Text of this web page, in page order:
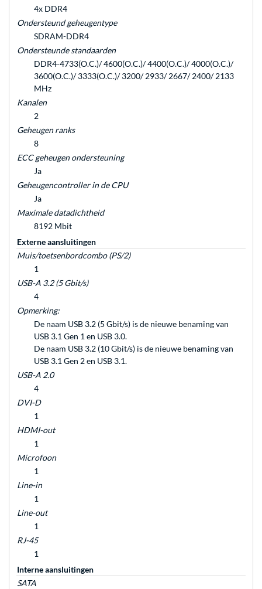
4x DDR4
Ondersteund geheugentype
SDRAM-DDR4
Ondersteunde standaarden
DDR4-4733(O.C.)/ 4600(O.C.)/ 4400(O.C.)/ 4000(O.C.)/
3600(O.C.)/ 3333(O.C.)/ 3200/ 2933/ 2667/ 2400/ 2133
MHz
Kanalen
2
Geheugen ranks
8
ECC geheugen ondersteuning
Ja
Geheugencontroller in de CPU
Ja
Maximale datadichtheid
8192 Mbit
Externe aansluitingen
Muis/toetsenbordcombo (PS/2)
1
USB-A 3.2 (5 Gbit/s)
4
Opmerking:
De naam USB 3.2 (5 Gbit/s) is de nieuwe benaming van
USB 3.1 Gen 1 en USB 3.0.
De naam USB 3.2 (10 Gbit/s) is de nieuwe benaming van
USB 3.1 Gen 2 en USB 3.1.
USB-A 2.0
4
DVI-D
1
HDMI-out
1
Microfoon
1
Line-in
1
Line-out
1
RJ-45
1
Interne aansluitingen
SATA